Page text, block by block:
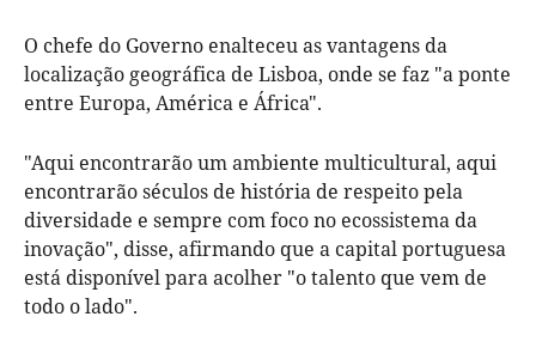
O chefe do Governo enalteceu as vantagens da
localização geográfica de Lisboa, onde se faz "a ponte
entre Europa, América e África".
"Aqui encontrarão um ambiente multicultural, aqui
encontrarão séculos de história de respeito pela
diversidade e sempre com foco no ecossistema da
inovação", disse, afirmando que a capital portuguesa
está disponível para acolher "o talento que vem de
todo o lado".